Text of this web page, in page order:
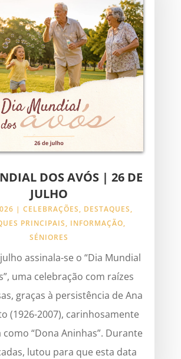
DOS AVÓS | 26 DE
JULHO
|CELEBRAÇÕES, DESTAQUES,
PRINCIPAIS, INFORMAÇÃO,
SÉNIORES
assinala-se o “Dia Mundial
uma celebração com raízes
graças à persistência de Ana
(1926-2007), carinhosamente
“Dona Aninhas”. Durante
lutou para que esta data